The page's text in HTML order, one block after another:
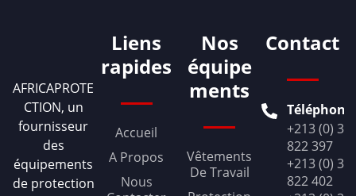
AFRICAPROTE
CTION, un
fournisseur
des
équipements
de protection
Liens
rapides
Accueil
A Propos
Nous
Nos
équipe
ments
Vêtements
De Travail
Contact
Téléphone
+213 (0) 36
822 397
+213 (0) 36
822 402